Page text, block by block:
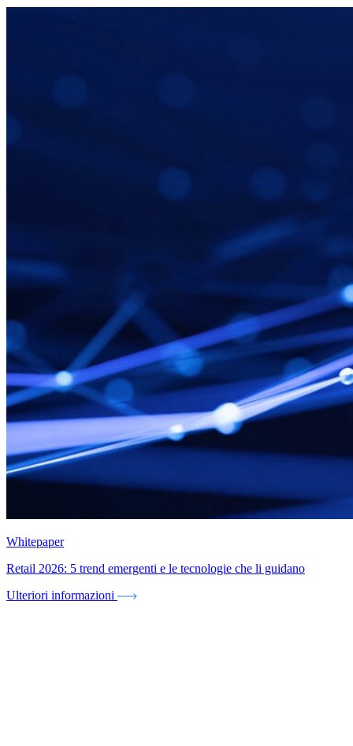
Whitepaper
Retail 2026: 5 trend emergenti e le tecnologie che li guidano
Ulteriori informazioni